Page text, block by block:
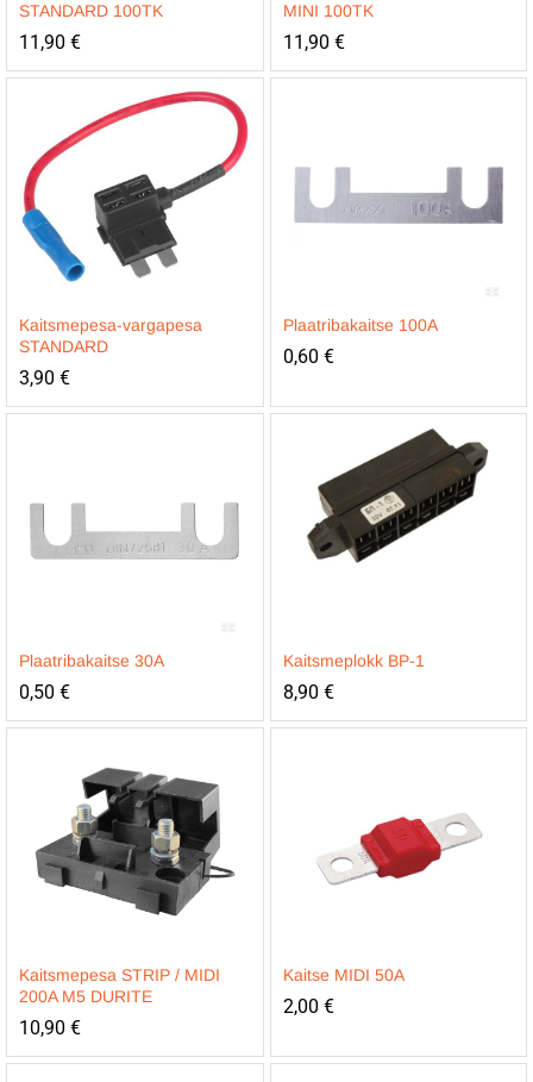
STANDARD 100TK
11,90 €
MINI 100TK
11,90 €
Kaitsmepesa-vargapesa
STANDARD
3,90 €
Plaatribakaitse 100A
0,60 €
Plaatribakaitse 30A
0,50 €
Kaitsmeplokk BP-1
8,90 €
Kaitsmepesa STRIP / MIDI
200A M5 DURITE
10,90 €
Kaitse MIDI 50A
2,00 €